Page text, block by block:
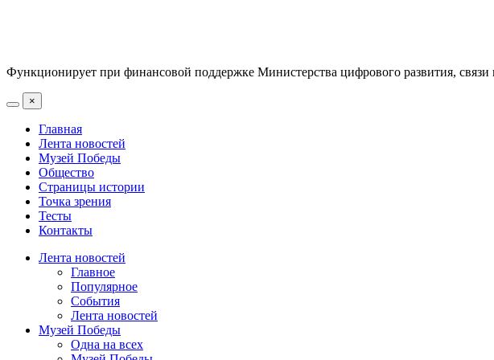
Функционирует при финансовой поддержке Министерства цифрового развития,
×
Главная
Лента новостей
Музей Победы
Общество
Страницы истории
Точка зрения
Тесты
Контакты
Лента новостей
Главное
Популярное
События
Лента новостей
Музей Победы
Одна на всех